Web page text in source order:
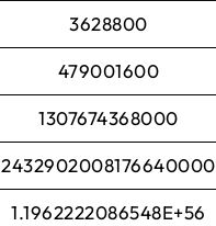
3628800
479001600
1307674368000
2432902008176640000
1.1962222086548E+56